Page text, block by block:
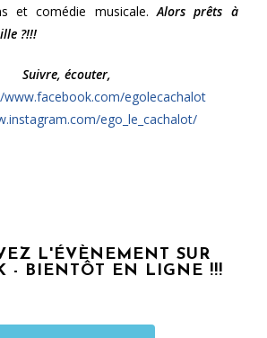
et comédie musicale.Alors prêts à
?!!!
Suivre, écouter,
egolecachalot
ego_le_cachalot/
L'ÉVÈNEMENT SUR
- BIENTÔT EN LIGNE !!!